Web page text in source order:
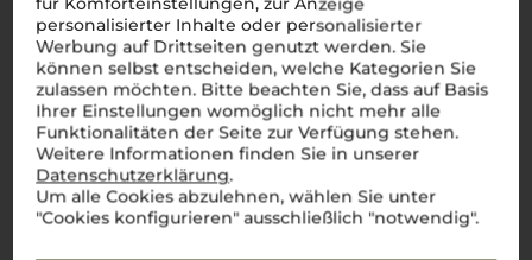
personalisierter Inhalte oder personalisierter
Werbung auf Drittseiten genutzt werden. Sie
können selbst entscheiden, welche Kategorien Sie
zulassen möchten. Bitte beachten Sie, dass auf Basis
Ihrer Einstellungen womöglich nicht mehr alle
Funktionalitäten der Seite zur Verfügung stehen.
Weitere Informationen finden Sie in unserer
Datenschutzerklärung.
Um alle Cookies abzulehnen, wählen Sie unter
"Cookies konfigurieren" ausschließlich "notwendig".
Über die Rebsorte